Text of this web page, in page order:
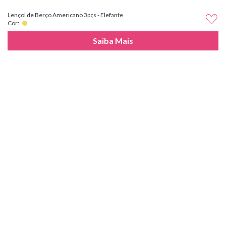
Lençol de Berço Americano 3pçs - Elefante
Cor:
Saiba Mais